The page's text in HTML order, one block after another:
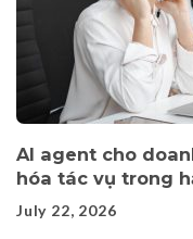
AI agent cho
hóa tác vụ trong
July 22, 2026